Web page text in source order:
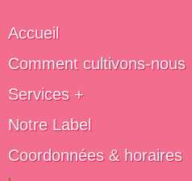
Accueil
Comment cultivons-nous
Services +
Notre Label
Coordonnées & horaires